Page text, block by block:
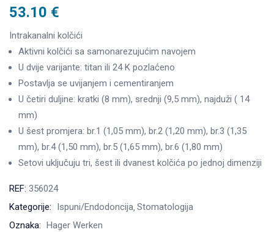
53.10 €
Intrakanalni kolčići
Aktivni kolčići sa samonarezujućim navojem
U dvije varijante: titan ili 24 K pozlaćeno
Postavlja se uvijanjem i cementiranjem
U četiri duljine: kratki (8 mm), srednji (9,5 mm), najduži ( 14
mm)
U šest promjera: br.1 (1,05 mm), br.2 (1,20 mm), br.3 (1,35
mm), br.4 (1,50 mm), br.5 (1,65 mm), br.6 (1,80 mm)
Setovi uključuju tri, šest ili dvanest kolčića po jednoj dimenziji
REF: 356024
Kategorije:
Ispuni/Endodoncija Stomatologija
Oznaka: Hager Werken